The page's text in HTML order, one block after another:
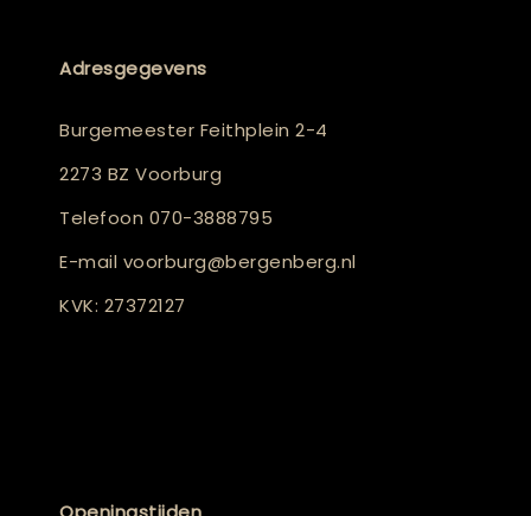
Adresgegevens
Burgemeester Feithplein 2-4
2273 BZ Voorburg
Telefoon 070-3888795
E-mail voorburg@bergenberg.nl
KVK: 27372127